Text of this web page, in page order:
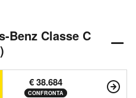
Benz Classe C
€ 38.684
CONFRONTA